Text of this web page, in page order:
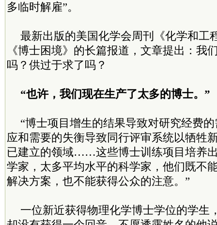
多临时解雇”。
最新出版的美国化学会周刊《化学和工
《博士困境》的长篇报道，文章提出：我
吗？供过于求了吗？
“也许，我们现在生产了太多的博士。”
“博士项目增生的结果导致对研究经费
应和需要的失衡导致同行评审系统以牺牲
已建立的领域……这些博士训练项目培养
学家，太多平均水平的科学家，他们既不
解决方案，也不能获得公众的注意。”
一位新近获得物理化学博士学位的学生